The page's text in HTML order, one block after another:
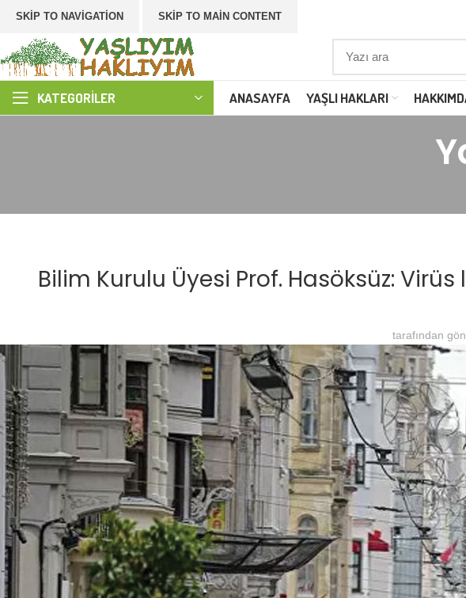
SKIP TO NAVIGATION SKIP TO MAIN CONTENT
KATEGORILER ANASAYFA YAŞLI HAKLARI
Bilim Kurulu Üyesi Prof. Hasöksüz:
tarafından